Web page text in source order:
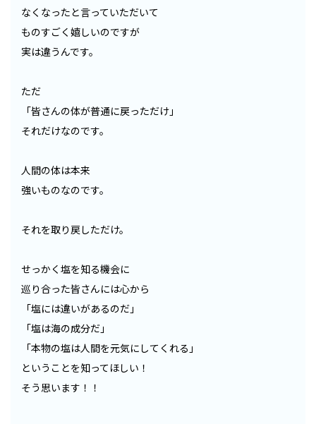
なくなったと言っていただいて
ものすごく嬉しいのですが
実は違うんです。
ただ
「皆さんの体が普通に戻っただけ」
それだけなのです。
人間の体は本来
強いものなのです。
それを取り戻しただけ。
せっかく塩を知る機会に
巡り合った皆さんには心から
「塩には違いがあるのだ」
「塩は海の成分だ」
「本物の塩は人間を元気にしてくれる」
ということを知ってほしい！
そう思います！！